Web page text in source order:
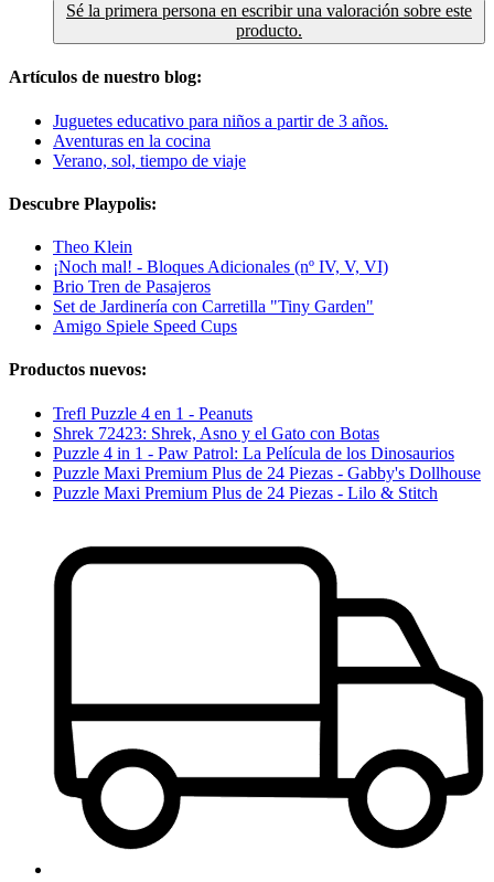
Sé la primera persona en escribir una valoración sobre este
producto.
Artículos de nuestro blog:
Juguetes educativo para niños a partir de 3 años.
Aventuras en la cocina
Verano, sol, tiempo de viaje
Descubre Playpolis:
Theo Klein
¡Noch mal! - Bloques Adicionales (nº IV, V, VI)
Brio Tren de Pasajeros
Set de Jardinería con Carretilla "Tiny Garden"
Amigo Spiele Speed Cups
Productos nuevos:
Trefl Puzzle 4 en 1 - Peanuts
Shrek 72423: Shrek, Asno y el Gato con Botas
Puzzle 4 in 1 - Paw Patrol: La Película de los Dinosaurios
Puzzle Maxi Premium Plus de 24 Piezas - Gabby's Dollhouse
Puzzle Maxi Premium Plus de 24 Piezas - Lilo & Stitch